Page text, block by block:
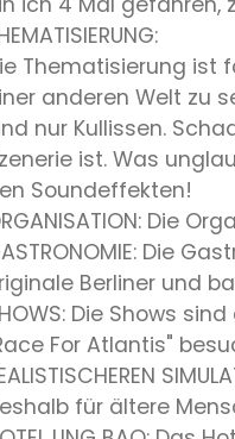
Thematisierung ist
anderen Welt zu
nur Kullissen.
ist. Was
Soundeffekten!
Die
Die
Berliner und
Die Shows
For Atlantis"
für ältere